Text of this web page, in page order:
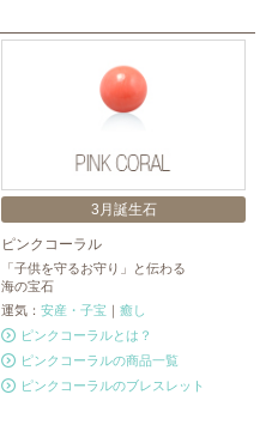
3月誕生石
ピンクコーラル
「子供を守るお守り」と伝わる
海の宝石
運気：安産・子宝 ｜癒し
ピンクコーラルとは？
ピンクコーラルの商品一覧
ピンクコーラルのブレスレット